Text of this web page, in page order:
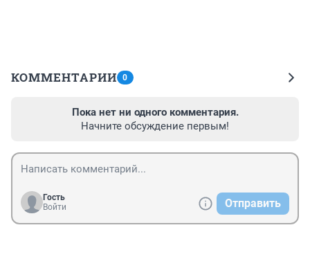
КОММЕНТАРИИ 0
Пока нет ни одного комментария.
Начните обсуждение первым!
Гость
Войти
Отправить